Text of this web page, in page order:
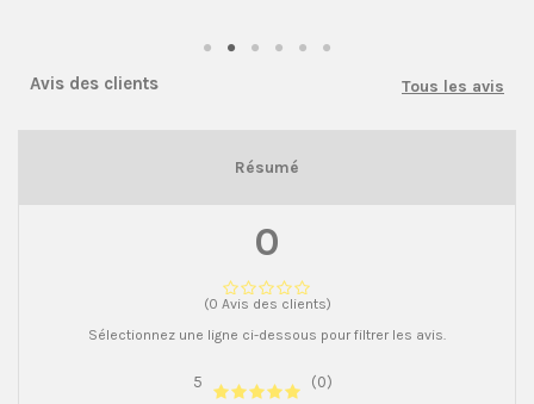
Avis des clients Tous les avis
Résumé
0
(0 Avis des clients)
Sélectionnez une ligne ci-dessous pour filtrer les avis.
5
(0)